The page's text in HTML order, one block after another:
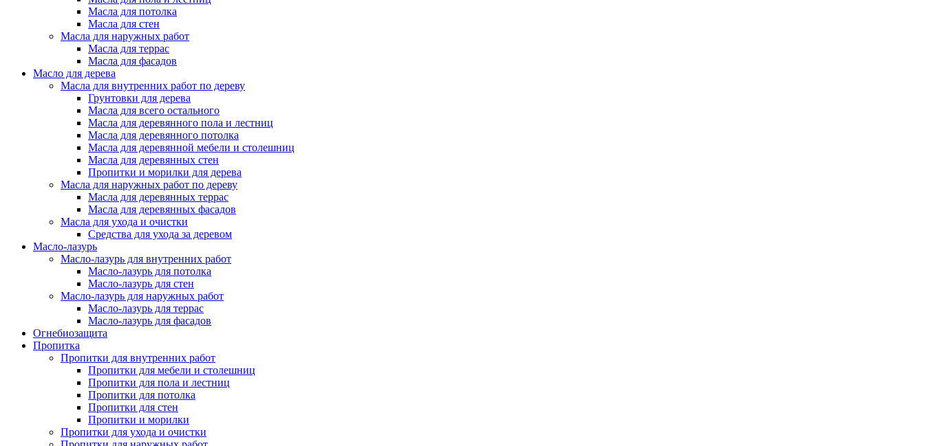
Масла для потолка
Масла для стен
Масла для наружных работ
Масла для террас
Масла для фасадов
Масло для дерева
Масла для внутренних работ по дереву
Грунтовки для дерева
Масла для всего остального
Масла для деревянного пола и лестниц
Масла для деревянного потолка
Масла для деревянной мебели и столешниц
Масла для деревянных стен
Пропитки и морилки для дерева
Масла для наружных работ по дереву
Масла для деревянных террас
Масла для деревянных фасадов
Масла для ухода и очистки
Средства для ухода за деревом
Масло-лазурь
Масло-лазурь для внутренних работ
Масло-лазурь для потолка
Масло-лазурь для стен
Масло-лазурь для наружных работ
Масло-лазурь для террас
Масло-лазурь для фасадов
Огнебиозащита
Пропитка
Пропитки для внутренних работ
Пропитки для мебели и столешниц
Пропитки для пола и лестниц
Пропитки для потолка
Пропитки для стен
Пропитки и морилки
Пропитки для ухода и очистки